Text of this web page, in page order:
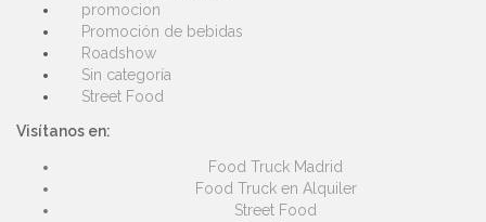
promocion
Promoción de bebidas
Roadshow
Sin categoría
Street Food
Visítanos en:
Food Truck Madrid
Food Truck en Alquiler
Street Food